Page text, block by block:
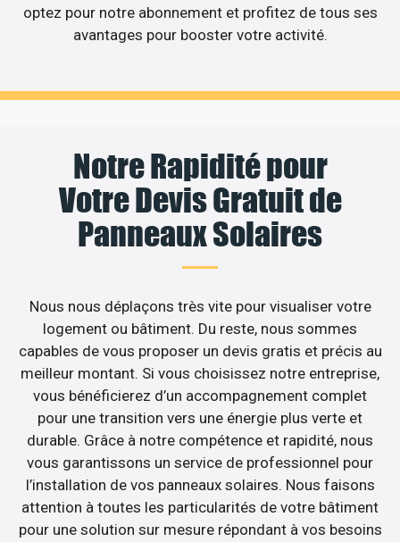
optez pour notre abonnement et profitez de tous ses
avantages pour booster votre activité.
Notre Rapidité pour
Votre Devis Gratuit de
Panneaux Solaires
Nous nous déplaçons très vite pour visualiser votre
logement ou bâtiment. Du reste, nous sommes
capables de vous proposer un devis gratis et précis au
meilleur montant. Si vous choisissez notre entreprise,
vous bénéficierez d’un accompagnement complet
pour une transition vers une énergie plus verte et
durable. Grâce à notre compétence et rapidité, nous
vous garantissons un service de professionnel pour
l’installation de vos panneaux solaires. Nous faisons
attention à toutes les particularités de votre bâtiment
pour une solution sur mesure répondant à vos besoins